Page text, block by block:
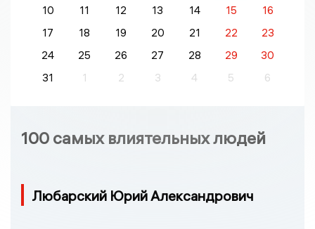
10
11 12 13 14 15
16
17
18 19 20 21 22
23
24
25 26 27 28 29
30
31
1 2 3 4 5 6
100 самых влиятельных людей
Любарский Юрий Александрович